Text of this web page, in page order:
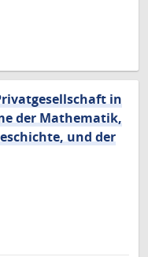
in
der Mathematik,
und der